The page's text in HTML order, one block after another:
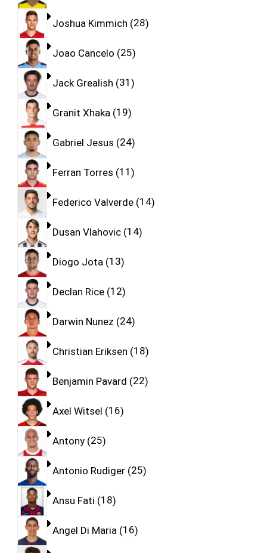
Joshua Kimmich 28
Joao Cancelo 25
Jack Grealish 31
Granit Xhaka 19
Gabriel Jesus 24
Ferran Torres 11
Federico Valverde 14
Dusan Vlahovic 14
Diogo Jota 13
Declan Rice 12
Darwin Nunez 24
Christian Eriksen 18
Benjamin Pavard 22
Axel Witsel 16
Antony 25
Antonio Rudiger 25
Ansu Fati 18
Angel Di Maria 16